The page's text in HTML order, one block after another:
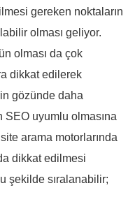
gereken noktaların
olması geliyor.
olması da çok
dikkat edilerek
gözünde daha
SEO uyumlu olmasına
arama motorlarında
dikkat edilmesi
şekilde sıralanabilir;